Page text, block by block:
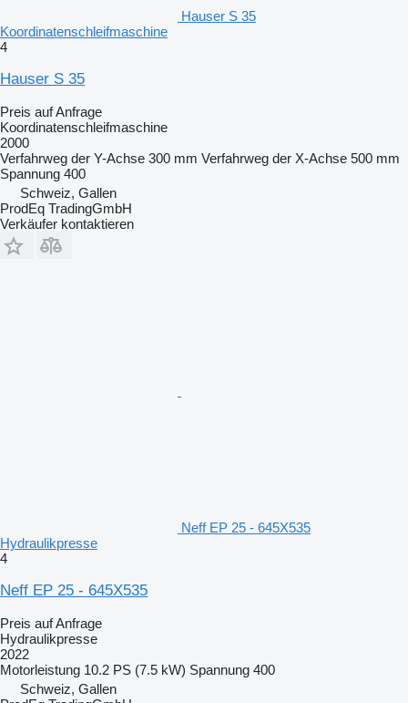
Hauser S 35
Koordinatenschleifmaschine
4
Hauser S 35
Preis auf Anfrage
Koordinatenschleifmaschine
2000
Verfahrweg der Y-Achse 300 mm Verfahrweg der X-Achse 500 mm
Spannung 400
Schweiz, Gallen
ProdEq TradingGmbH
Verkäufer kontaktieren
Neff EP 25 - 645X535
Hydraulikpresse
4
Neff EP 25 - 645X535
Preis auf Anfrage
Hydraulikpresse
2022
Motorleistung 10.2 PS (7.5 kW) Spannung 400
Schweiz, Gallen